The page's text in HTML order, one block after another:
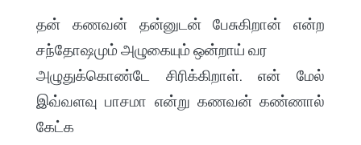
தன் கணவன் தன்னுடன் பேசுகிறான் என்ற
சந்தோஷமும் அழுகையும் ஒன்றாய் வர
அழுதுக்கொண்டே சிரிக்கிறாள். என் மேல்
இவ்வளவு பாசமா என்று கணவன் கண்ணால்
கேட்க